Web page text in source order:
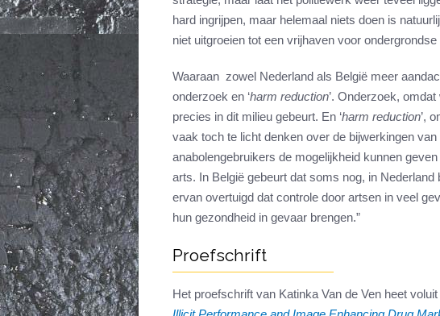
hard ingrijpen, maar helemaal niets doen is
niet uitgroeien tot een vrijhaven voor
Waaraan zowel Nederland als België meer
onderzoek en ‘harm reduction’. Onderzoek,
precies in dit milieu gebeurt. En ‘harm reduction’,
vaak toch te licht denken over de bijwerkingen
anabolengebruikers de mogelijkheid kunnen
arts. In België gebeurt dat soms nog, in
ervan overtuigd dat controle door artsen in veel
hun gezondheid in gevaar brengen.”
Proefschrift
Het proefschrift van Katinka Van de Ven heet voluit